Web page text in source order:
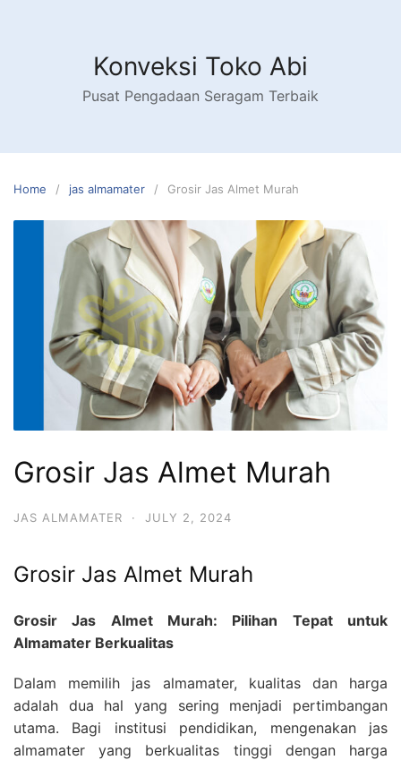
Konveksi Toko Abi
Pusat Pengadaan Seragam Terbaik
Home jas almamater Grosir Jas Almet Murah
Grosir Jas Almet Murah
JAS ALMAMATER · JULY 2, 2024
Grosir Jas Almet Murah
Grosir Jas Almet Murah: Pilihan Tepat untuk
Almamater Berkualitas
Dalam memilih jas almamater, kualitas dan harga
adalah dua hal yang sering menjadi pertimbangan
utama. Bagi institusi pendidikan, mengenakan jas
almamater yang berkualitas tinggi dengan harga